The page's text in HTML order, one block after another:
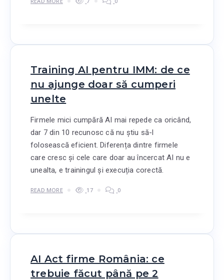
Training AI pentru IMM: de ce
nu ajunge doar să cumperi
unelte
Firmele mici cumpără AI mai repede ca oricând,
dar 7 din 10 recunosc că nu știu să-l
folosească eficient. Diferența dintre firmele
care cresc și cele care doar au încercat AI nu e
unealta, e trainingul și execuția corectă.
READ MORE 17 0
AI Act firme România: ce
trebuie făcut până pe 2